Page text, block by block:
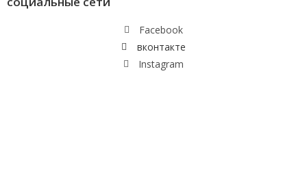
Facebook
вконтакте
Instagram